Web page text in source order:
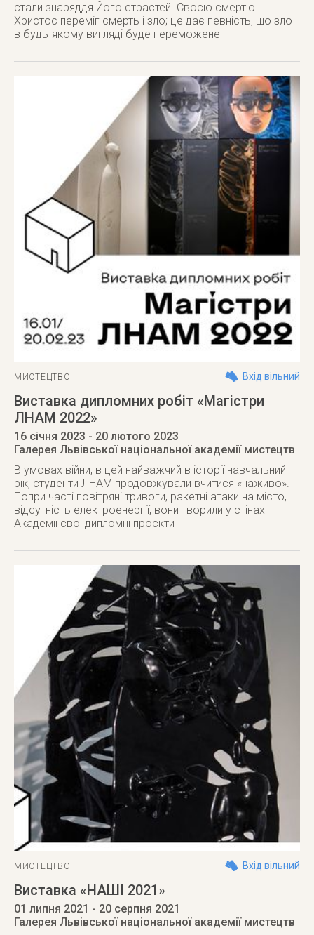
стали знаряддя Його страстей. Своєю смертю
Христос переміг смерть і зло; це дає певність, що зло
в будь-якому вигляді буде переможене
МИСТЕЦТВО Вхід вільний
Виставка дипломних робіт «Магістри
ЛНАМ 2022»
16 січня 2023 - 20 лютого 2023
Галерея Львівської національної академії мистецтв
В умовах війни, в цей найважчий в історії навчальний
рік, студенти ЛНАМ продовжували вчитися «наживо».
Попри часті повітряні тривоги, ракетні атаки на місто,
відсутність електроенергії, вони творили у стінах
Академії свої дипломні проєкти
МИСТЕЦТВО Вхід вільний
Виставка «НАШІ 2021»
01 липня 2021 - 20 серпня 2021
Галерея Львівської національної академії мистецтв